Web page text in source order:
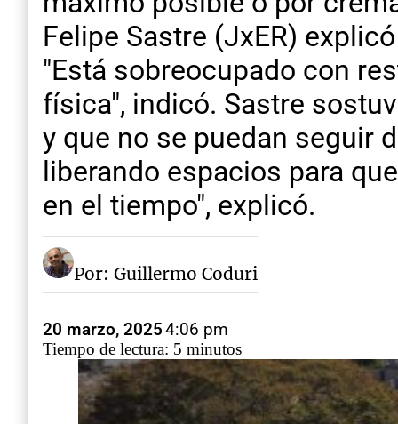
Felipe Sastre (JxER)
"Está sobreocupado con
física", indicó. Sastre
y que no se puedan seguir
liberando espacios para
en el tiempo", explicó.
Por: Guillermo Coduri
20 marzo, 20254:06 pm
Tiempo de lectura: 5 minutos